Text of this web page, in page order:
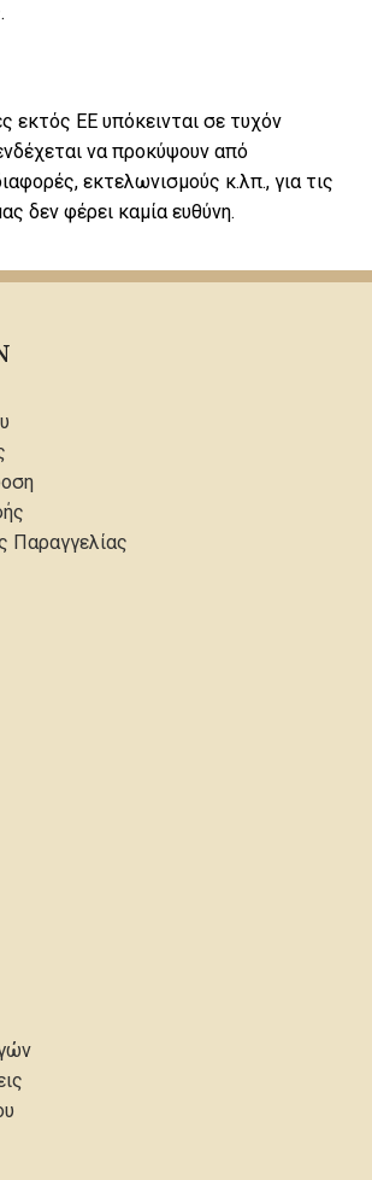
εκτός ΕΕ υπόκεινται σε τυχόν
να προκύψουν από
εκτελωνισμούς κ.λπ., για τις
δεν φέρει καμία ευθύνη.
Παραγγελίας